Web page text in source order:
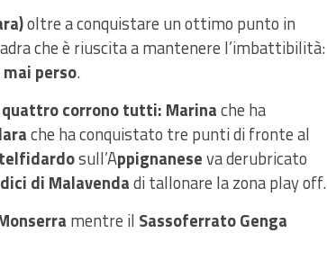
oltre a conquistare un ottimo punto in
che è riuscita a mantenere l’imbattibilità:
perso.
corrono tutti: Marinache ha
che ha conquistato tre punti di fronte al
sull’Appignaneseva derubricato
di Malavendadi tallonare la zona play off.
mentre il Sassoferrato Genga